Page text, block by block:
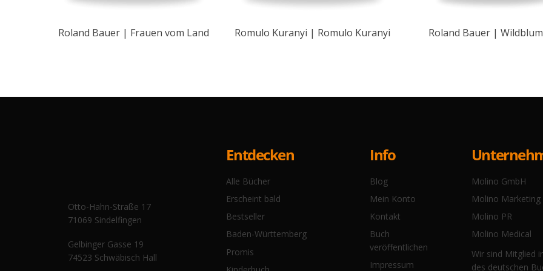
Roland Bauer | Frauen vom Land Romulo Kuranyi | Romulo Kuranyi Roland Bauer |
Wir sind Mitglied
des deutschen
Otto-Hahn-Straße 17
71069 Sindelfingen
Gelbinger Gasse 19
74523 Schwäbisch Hall
Entdecken
Alle Bücher
Erscheint bald
Bestseller
Baden-Württemberg
Promis
Info
Blog
Mein Konto
Kontakt
Buch
veröffentlichen
Impressum
Molino GmbH
Molino Marketing
Molino PR
Molino Medical